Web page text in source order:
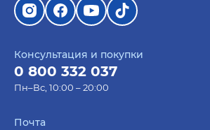
Консультация и покупки
0 800 332 037
Пн–Вс, 10:00 – 20:00
Почта